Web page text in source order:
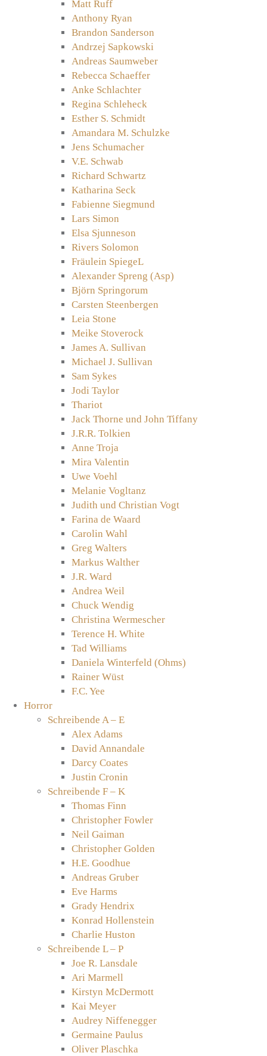
Matt Ruff
Anthony Ryan
Brandon Sanderson
Andrzej Sapkowski
Andreas Saumweber
Rebecca Schaeffer
Anke Schlachter
Regina Schleheck
Esther S. Schmidt
Amandara M. Schulzke
Jens Schumacher
V.E. Schwab
Richard Schwartz
Katharina Seck
Fabienne Siegmund
Lars Simon
Elsa Sjunneson
Rivers Solomon
Fräulein SpiegeL
Alexander Spreng (Asp)
Björn Springorum
Carsten Steenbergen
Leia Stone
Meike Stoverock
James A. Sullivan
Michael J. Sullivan
Sam Sykes
Jodi Taylor
Thariot
Jack Thorne und John Tiffany
J.R.R. Tolkien
Anne Troja
Mira Valentin
Uwe Voehl
Melanie Vogltanz
Judith und Christian Vogt
Farina de Waard
Carolin Wahl
Greg Walters
Markus Walther
J.R. Ward
Andrea Weil
Chuck Wendig
Christina Wermescher
Terence H. White
Tad Williams
Daniela Winterfeld (Ohms)
Rainer Wüst
F.C. Yee
Horror
Schreibende A – E
Alex Adams
David Annandale
Darcy Coates
Justin Cronin
Schreibende F – K
Thomas Finn
Christopher Fowler
Neil Gaiman
Christopher Golden
H.E. Goodhue
Andreas Gruber
Eve Harms
Grady Hendrix
Konrad Hollenstein
Charlie Huston
Schreibende L – P
Joe R. Lansdale
Ari Marmell
Kirstyn McDermott
Kai Meyer
Audrey Niffenegger
Germaine Paulus
Oliver Plaschka